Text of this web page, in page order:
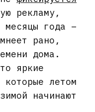
рекламу,
месяцы года –
рано,
дома.
яркие
летом
начинают